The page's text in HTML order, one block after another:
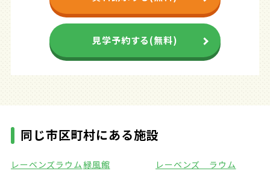
見学予約する(無料)
同じ市区町村にある施設
レーベンズラウム緑風館
レーベンズ ラウム